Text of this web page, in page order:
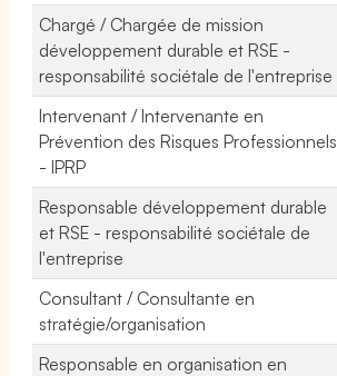
Chargé / Chargée de mission
développement durable et RSE -
responsabilité sociétale de l'entreprise
Intervenant / Intervenante en
Prévention des Risques Professionnels
- IPRP
Responsable développement durable
et RSE - responsabilité sociétale de
l'entreprise
Consultant / Consultante en
stratégie/organisation
Responsable en organisation en